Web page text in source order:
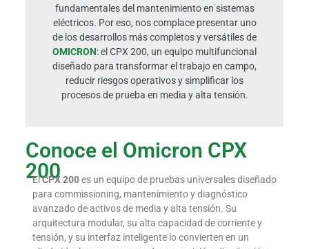
fundamentales del mantenimiento en sistemas
eléctricos. Por eso, nos complace presentar uno
de los desarrollos más completos y versátiles de
OMICRON: el CPX 200, un equipo multifuncional
diseñado para transformar el trabajo en campo,
reducir riesgos operativos y simplificar los
procesos de prueba en media y alta tensión.
Conoce el Omicron CPX
200
ElCPX 200es un equipo de pruebas universales diseñado
para commissioning, mantenimiento y diagnóstico
avanzado de activos de media y alta tensión. Su
arquitectura modular, su alta capacidad de corriente y
tensión, y su interfaz inteligente lo convierten en un